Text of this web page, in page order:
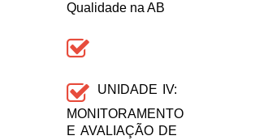
Qualidade na AB
UNIDADE IV:
MONITORAMENTO
E AVALIAÇÃO DE